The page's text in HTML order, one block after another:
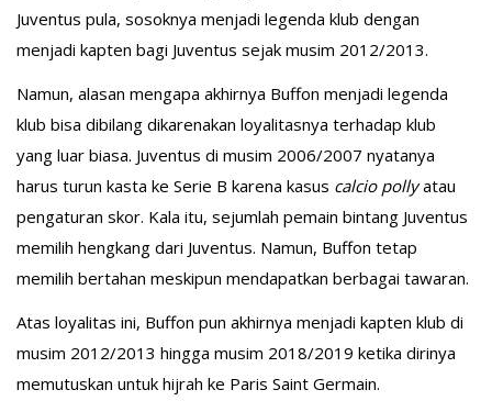
Juventus pula, sosoknya menjadi legenda klub dengan
menjadi kapten bagi Juventus sejak musim 2012/2013.
Namun, alasan mengapa akhirnya Buffon menjadi legenda
klub bisa dibilang dikarenakan loyalitasnya terhadap klub
yang luar biasa. Juventus di musim 2006/2007 nyatanya
harus turun kasta ke Serie B karena kasus calcio pollyatau
pengaturan skor. Kala itu, sejumlah pemain bintang Juventus
memilih hengkang dari Juventus. Namun, Buffon tetap
memilih bertahan meskipun mendapatkan berbagai tawaran.
Atas loyalitas ini, Buffon pun akhirnya menjadi kapten klub di
musim 2012/2013 hingga musim 2018/2019 ketika dirinya
memutuskan untuk hijrah ke Paris Saint Germain.